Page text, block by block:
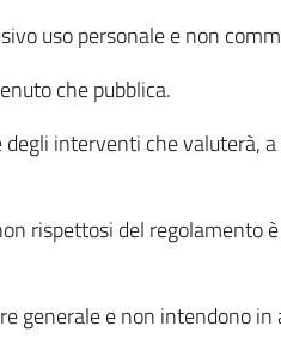
uso personale e non
che pubblica.
interventi che valuterà,
rispettosi del regolamento
generale e non intendono